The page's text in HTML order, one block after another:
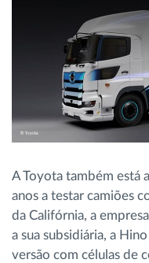
A Toyota também está
anos a testar camiões
da Califórnia, a
a sua subsidiária, a
versão com células de